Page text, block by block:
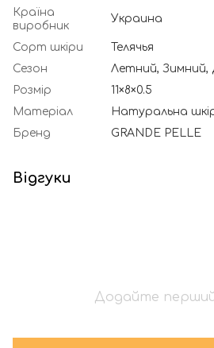
Країна
виробник
Украина
Сорт шкіри
Телячья
Сезон
Летний, Зимний,
Розмір
11×8×0.5
Матеріал
Натуральна
Бренд
GRANDE PELLE
Відгуки
Додайте перший